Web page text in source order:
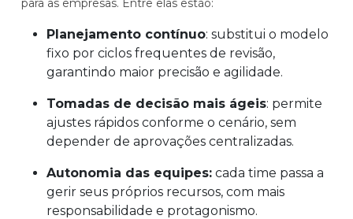
para as empresas. Entre elas estão:
Planejamento contínuo: substitui o modelo
fixo por ciclos frequentes de revisão,
garantindo maior precisão e agilidade.
Tomadas de decisão mais ágeis: permite
ajustes rápidos conforme o cenário, sem
depender de aprovações centralizadas.
Autonomia das equipes: cada time passa a
gerir seus próprios recursos, com mais
responsabilidade e protagonismo.